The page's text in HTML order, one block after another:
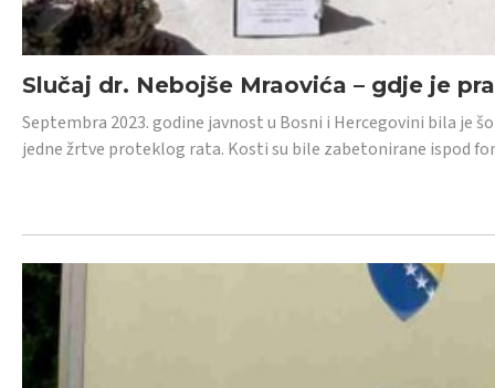
Slučaj dr. Nebojše Mraovića – gdje je
Septembra 2023. godine javnost u Bosni i Hercegovini bila je
jedne žrtve proteklog rata. Kosti su bile zabetonirane ispod